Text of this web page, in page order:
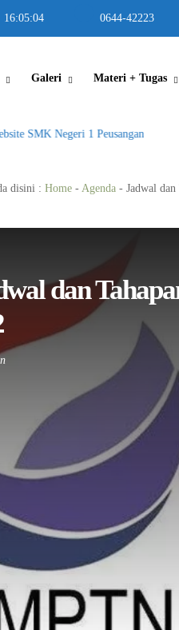
16:05:04 0644-42223
Galeri Materi + Tugas
SMK Negeri 1 Peusangan
disini : Home - Agenda - Jadwal
dan